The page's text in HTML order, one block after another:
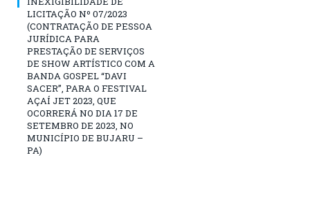
LICITAÇÃO Nº 07/2023
(CONTRATAÇÃO DE PESSOA
JURÍDICA PARA
PRESTAÇÃO DE SERVIÇOS
DE SHOW ARTÍSTICO COM A
BANDA GOSPEL “DAVI
SACER”, PARA O FESTIVAL
AÇAÍ JET 2023, QUE
OCORRERÁ NO DIA 17 DE
SETEMBRO DE 2023, NO
MUNICÍPIO DE BUJARU –
PA)